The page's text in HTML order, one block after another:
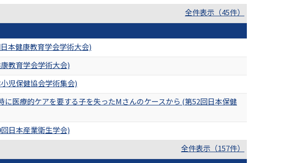
全件表示（45件）
本健康教育学会学術大会)
教育学会学術大会)
児保健協会学術集会)
医療的ケアを要する子を失ったMさんのケースから (第52回日本保健
日本産業衛生学会)
全件表示（157件）